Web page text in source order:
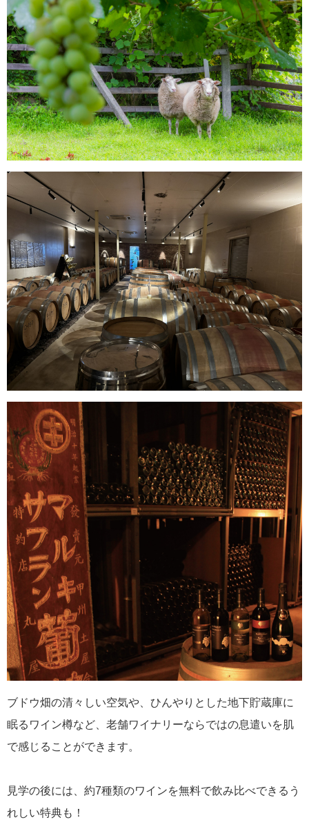
ブドウ畑の清々しい空気や、ひんやりとした地下貯蔵庫に
眠るワイン樽など、老舗ワイナリーならではの息遣いを肌
で感じることができます。
見学の後には、約7種類のワインを無料で飲み比べできるう
れしい特典も！